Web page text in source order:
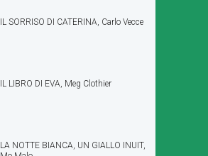
IL SORRISO DI CATERINA, Carlo Vecce
IL LIBRO DI EVA, Meg Clothier
LA NOTTE BIANCA, UN GIALLO INUIT,